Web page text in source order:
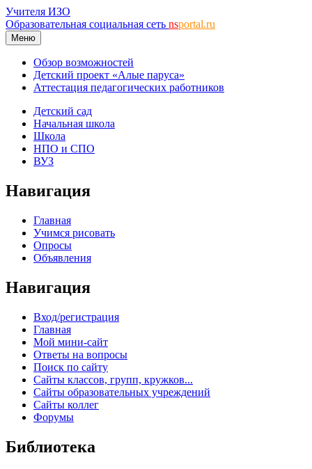
Учителя ИЗО
Образовательная социальная сеть nsportal.ru
Меню
Обзор возможностей
Детский проект «Алые паруса»
Аттестация педагогических работников
Детский сад
Начальная школа
Школа
НПО и СПО
ВУЗ
Навигация
Главная
Учимся рисовать
Опросы
Объявления
Навигация
Вход/регистрация
Главная
Мой мини-сайт
Ответы на вопросы
Поиск по сайту
Сайты классов, групп, кружков...
Сайты образовательных учреждений
Сайты коллег
Форумы
Библиотека